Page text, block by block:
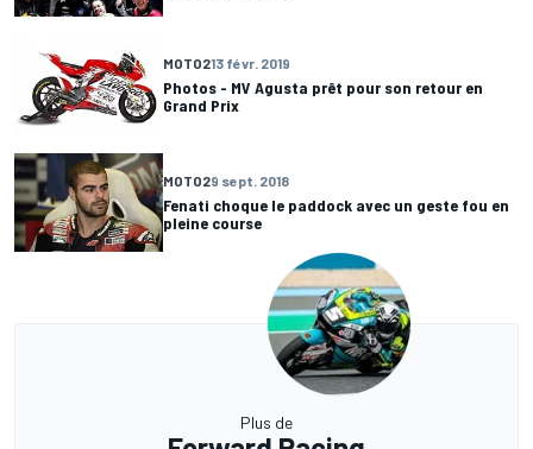
MOTO213 févr. 2019
Photos - MV Agusta prêt pour son retour en
Grand Prix
MOTO29 sept. 2018
Fenati choque le paddock avec un geste fou en
pleine course
Plus de